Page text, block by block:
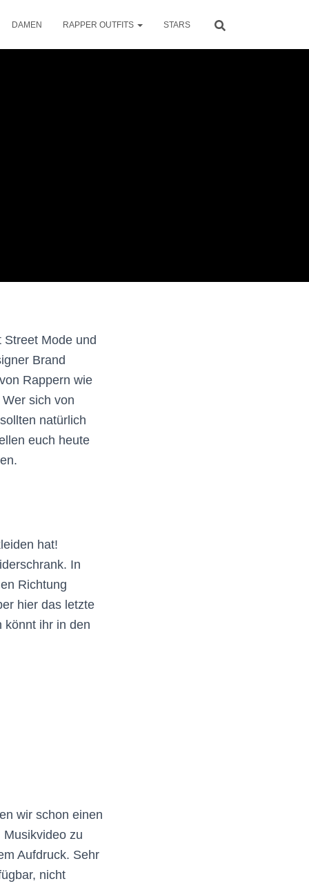
DAMEN RAPPER OUTFITS STARS
Mode und
Brand
Rappern wie
sich von
natürlich
euch heute
hat!
In
Richtung
hier das letzte
könnt ihr in den
wir schon einen
zu
Aufdruck. Sehr
nicht